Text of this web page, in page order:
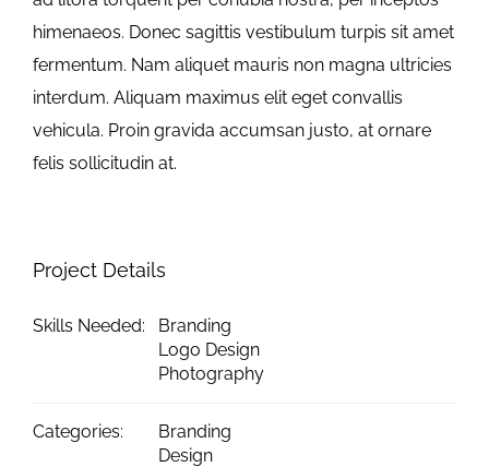
himenaeos. Donec sagittis vestibulum turpis sit amet
fermentum. Nam aliquet mauris non magna ultricies
interdum. Aliquam maximus elit eget convallis
vehicula. Proin gravida accumsan justo, at ornare
felis sollicitudin at.
Project Details
Skills Needed:
Branding
Logo Design
Photography
Categories:
Branding
Design